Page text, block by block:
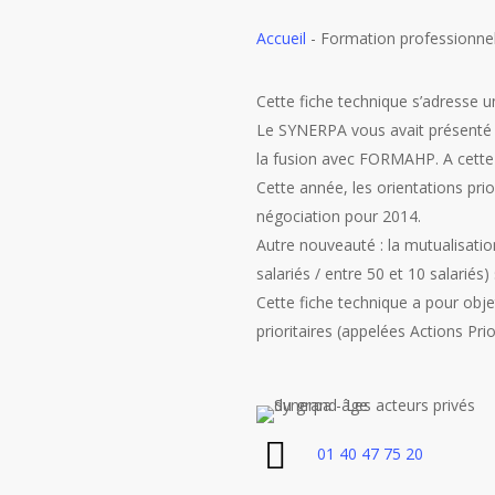
Accueil - Formation
Cette fiche technique s’adresse
Le SYNERPA vous avait
la fusion avec FORMAHP. A
Cette année, les orientations
négociation pour 2014.
Autre nouveauté : la
salariés / entre 50 et 10
Cette fiche technique a pour
prioritaires (appelées Actions
01 40 47 75 20